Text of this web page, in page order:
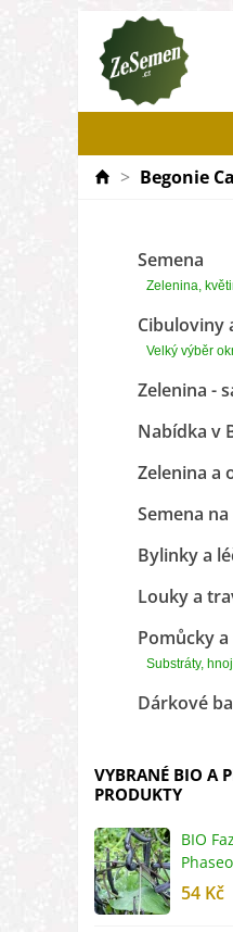
> Begonie
Semena
Zelenina,
Cibuloviny
Velký výběr
Zelenina -
Nabídka v
Zelenina a
Semena
Bylinky a
Louky a
Pomůcky
Substráty,
Dárkové
VYBRANÉ BIO A
PRODUKTY
BIO
54 Kč